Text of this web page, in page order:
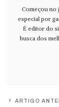
Começou no
especial por
É editor do
busca dos
ARTIGO